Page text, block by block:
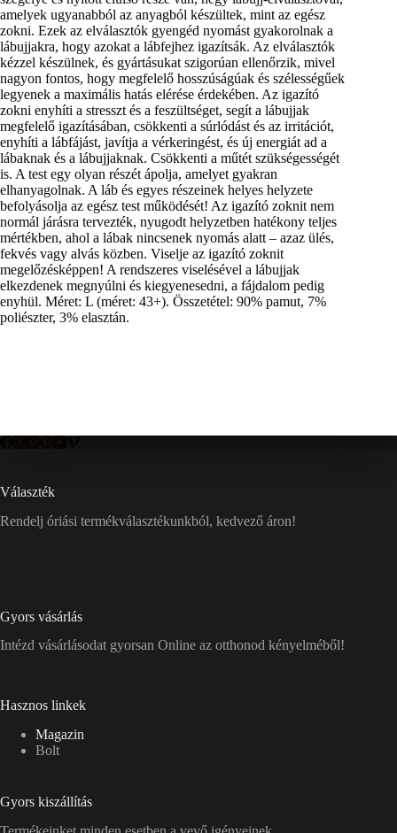
amelyek ugyanabból az anyagból készültek, mint az egész
zokni. Ezek az elválasztók gyengéd nyomást gyakorolnak a
lábujjakra, hogy azokat a lábfejhez igazítsák. Az elválasztók
kézzel készülnek, és gyártásukat szigorúan ellenőrzik, mivel
nagyon fontos, hogy megfelelő hosszúságúak és szélességűek
legyenek a maximális hatás elérése érdekében. Az igazító
zokni enyhíti a stresszt és a feszültséget, segít a lábujjak
megfelelő igazításában, csökkenti a súrlódást és az irritációt,
enyhíti a lábfájást, javítja a vérkeringést, és új energiát ad a
lábaknak és a lábujjaknak. Csökkenti a műtét szükségességét
is. A test egy olyan részét ápolja, amelyet gyakran
elhanyagolnak. A láb és egyes részeinek helyes helyzete
befolyásolja az egész test működését! Az igazító zoknit nem
normál járásra tervezték, nyugodt helyzetben hatékony teljes
mértékben, ahol a lábak nincsenek nyomás alatt – azaz ülés,
fekvés vagy alvás közben. Viselje az igazító zoknit
megelőzésképpen! A rendszeres viselésével a lábujjak
elkezdenek megnyúlni és kiegyenesedni, a fájdalom pedig
enyhül. Méret: L (méret: 43+). Összetétel: 90% pamut, 7%
poliészter, 3% elasztán.
Választék
Rendelj óriási termékválasztékunkból, kedvező áron!
Gyors vásárlás
Intézd vásárlásodat gyorsan Online az otthonod kényelméből!
Hasznos linkek
Magazin
Bolt
Gyors kiszállítás